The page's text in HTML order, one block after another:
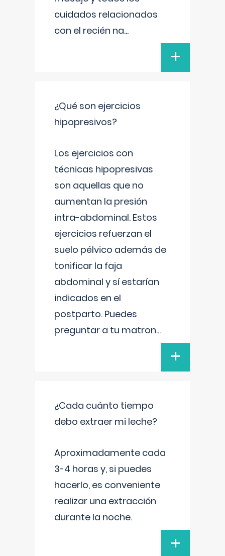
cuidados relacionados
con el recién na...
+
¿Qué son ejercicios
hipopresivos?
Los ejercicios con
técnicas hipopresivas
son aquellas que no
aumentan la presión
intra-abdominal. Estos
ejercicios refuerzan el
suelo pélvico además de
tonificar la faja
abdominal y sí estarían
indicados en el
postparto. Puedes
preguntar a tu matron...
+
¿Cada cuánto tiempo
debo extraer mi leche?
Aproximadamente cada
3-4 horas y, si puedes
hacerlo, es conveniente
realizar una extracción
durante la noche.
+